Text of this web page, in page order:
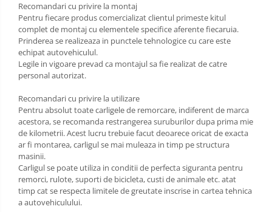
Carlige Tesla
Carlige Toyota
Carlige Volkswagen
Carlige Volvo
Carlige Xpeng
Carlige Xpeng G6
Carlige Xpeng G9
Recomandari cu privire la montaj
Pentru fiecare produs comercializat clientul primeste kitul
complet de montaj cu elementele specifice aferente fiecaruia.
Prinderea se realizeaza in punctele tehnologice cu care este
echipat autovehiculul.
Legile in vigoare prevad ca montajul sa fie realizat de catre
personal autorizat.
Recomandari cu privire la utilizare
Pentru absolut toate carligele de remorcare, indiferent de marca
acestora, se recomanda restrangerea suruburilor dupa prima mie
de kilometrii. Acest lucru trebuie facut deoarece oricat de exacta
ar fi montarea, carligul se mai muleaza in timp pe structura
masinii.
Carligul se poate utiliza in conditii de perfecta siguranta pentru
remorci, rulote, suporti de bicicleta, custi de animale etc. atat
timp cat se respecta limitele de greutate inscrise in cartea tehnica
a autovehiculului.